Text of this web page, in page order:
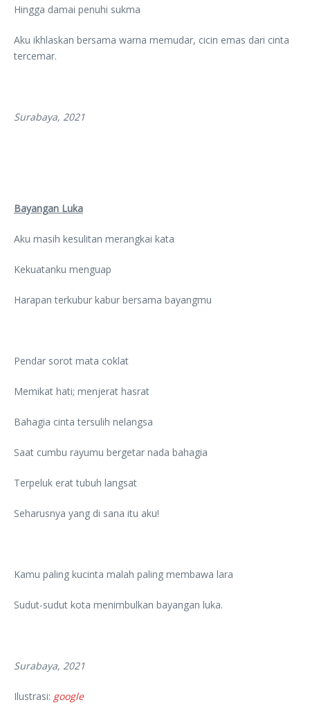
Hingga damai penuhi sukma
Aku ikhlaskan bersama warna memudar, cicin emas dari cinta
tercemar.
Surabaya, 2021
Bayangan Luka
Aku masih kesulitan merangkai kata
Kekuatanku menguap
Harapan terkubur kabur bersama bayangmu
Pendar sorot mata coklat
Memikat hati; menjerat hasrat
Bahagia cinta tersulih nelangsa
Saat cumbu rayumu bergetar nada bahagia
Terpeluk erat tubuh langsat
Seharusnya yang di sana itu aku!
Kamu paling kucinta malah paling membawa lara
Sudut-sudut kota menimbulkan bayangan luka.
Surabaya, 2021
Ilustrasi: google